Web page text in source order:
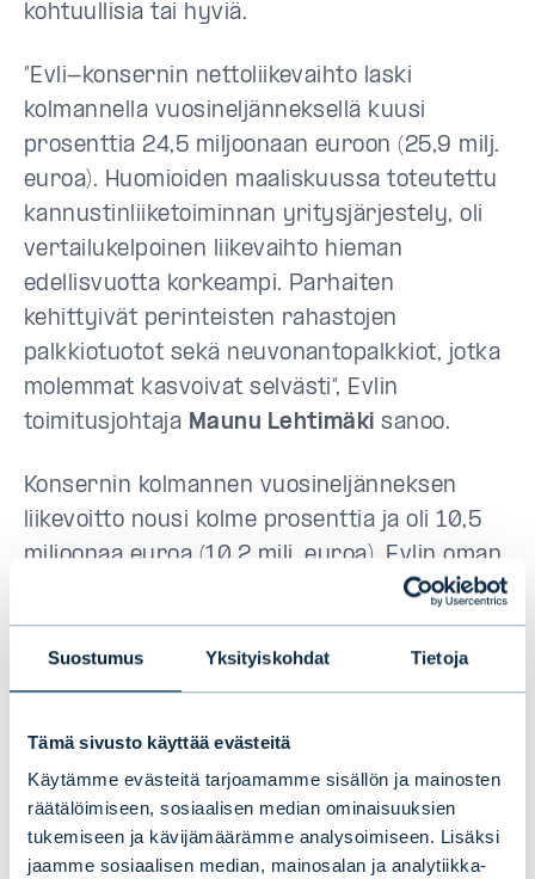
Suostumus Yksityiskohdat Tietoja
Tämä sivusto käyttää evästeitä
Käytämme evästeitä tarjoamamme sisällön ja mainosten
räätälöimiseen, sosiaalisen median ominaisuuksien
tukemiseen ja kävijämäärämme analysoimiseen. Lisäksi
jaamme sosiaalisen median, mainosalan ja analytiikka-
kohtuullisia tai hyviä.
”Evli-konsernin nettoliikevaihto laski
kolmannella vuosineljänneksellä kuusi
prosenttia 24,5 miljoonaan euroon (25,9 milj.
euroa). Huomioiden maaliskuussa toteutettu
kannustinliiketoiminnan yritysjärjestely, oli
vertailukelpoinen liikevaihto hieman
edellisvuotta korkeampi. Parhaiten
kehittyivät perinteisten rahastojen
palkkiotuotot sekä neuvonantopalkkiot, jotka
molemmat kasvoivat selvästi”, Evlin
toimitusjohtaja Maunu Lehtimäki sanoo.
Konsernin kolmannen vuosineljänneksen
liikevoitto nousi kolme prosenttia ja oli 10,5
miljoonaa euroa (10,2 milj. euroa). Evlin oman
pääoman tuotto ensimmäiseltä yhdeksältä
kuukaudelta oli 35,8 prosenttia (22,8 %).
Toistuvien tuottojen suhde operatiivisiin
kuluihin oli 136 prosenttia (133 %).
”Hallinnoitavat asiakasvarat nousivat
positiivisen markkinakehityksen ja
nettomerkintöjen myötä 18,7 miljardiin
euroon (17,1 mrd. euroa). Myös Evlin